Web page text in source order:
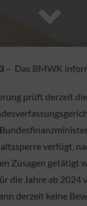
Jobs
KONTAKT
– Das BMWK
prüft derzeit
verfügt,
Zusagen getätigt
die Jahre ab 2024
derzeit keine